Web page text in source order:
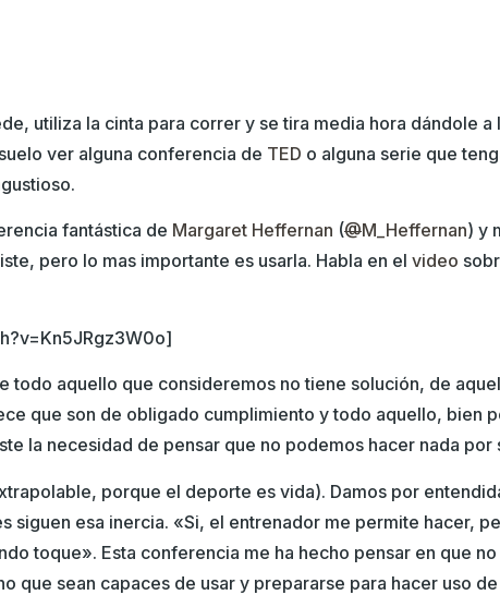
utiliza la cinta para correr y se tira media hora dándole
ver alguna conferencia de TED o alguna serie que
fantástica de Margaret Heffernan (@M_Heffernan) y
pero lo mas importante es usarla. Habla en el video
todo aquello que consideremos no tiene solución, de
que son de obligado cumplimiento y todo aquello, bien
la necesidad de pensar que no podemos hacer nada por
porque el deporte es vida). Damos por
siguen esa inercia. «Si, el entrenador me permite hacer,
toque». Esta conferencia me ha hecho pensar en que
que sean capaces de usar y prepararse para hacer uso